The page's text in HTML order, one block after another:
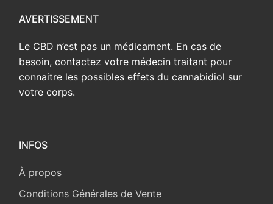
AVERTISSEMENT
Le CBD n’est pas un médicament. En cas de
besoin, contactez votre médecin traitant pour
connaitre les possibles effets du cannabidiol sur
votre corps.
INFOS
À propos
Conditions Générales de Vente